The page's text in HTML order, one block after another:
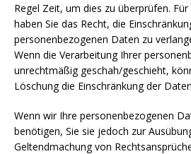
Regel Zeit, um dies zu überprüfen.
haben Sie das Recht, die
personenbezogenen Daten zu
Wenn die Verarbeitung Ihrer
unrechtmäßig geschah/geschieht,
Löschung die Einschränkung der
Wenn wir Ihre personenbezogenen
benötigen, Sie sie jedoch zur
Geltendmachung von